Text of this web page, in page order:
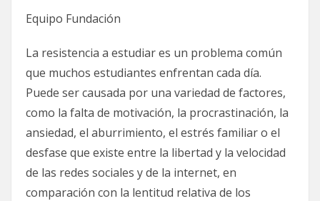
Equipo Fundación
La resistencia a estudiar es un problema común
que muchos estudiantes enfrentan cada día.
Puede ser causada por una variedad de factores,
como la falta de motivación, la procrastinación, la
ansiedad, el aburrimiento, el estrés familiar o el
desfase que existe entre la libertad y la velocidad
de las redes sociales y de la internet, en
comparación con la lentitud relativa de los